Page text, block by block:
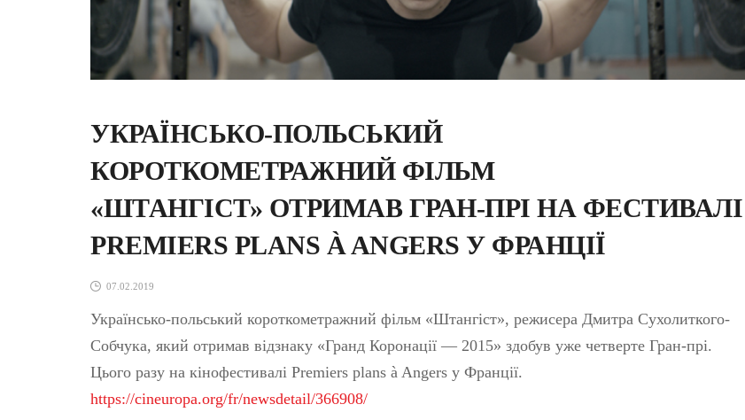
УКРАЇНСЬКО-ПОЛЬСЬКИЙ
КОРОТКОМЕТРАЖНИЙ ФІЛЬМ
«ШТАНГІСТ» ОТРИМАВ ГРАН-ПРІ НА ФЕСТИВАЛІ
PREMIERS PLANS À ANGERS У ФРАНЦІЇ
07.02.2019
Українсько-польський короткометражний фільм «Штангіст», режисера Дмитра Сухолиткого-
Собчука, який отримав відзнаку «Гранд Коронації — 2015» здобув уже четверте Гран-прі.
Цього разу на кінофестивалі Premiers plans à Angers у Франції.
https://cineuropa.org/fr/newsdetail/366908/